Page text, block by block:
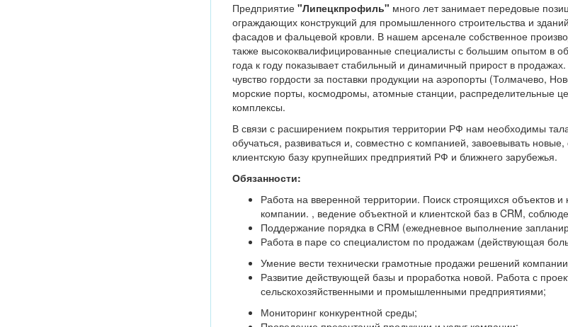
Предприятие "Липецкпрофиль" много лет занимает передовые
ограждающих конструкций для промышленного строительства и
фасадов и фальцевой кровли. В нашем арсенале собственное
также высококвалифицированные специалисты с большим опытом в
года к году показывает стабильный и динамичный прирост в
чувство гордости за поставки продукции на аэропорты (Толмачево,
морские порты, космодромы, атомные станции, распределительные
комплексы.
В связи с расширением покрытия территории РФ нам необходимы
обучаться, развиваться и, совместно с компанией, завоевывать
клиентскую базу крупнейших предприятий РФ и ближнего зарубежья.
Обязанности:
Работа на вверенной территории. Поиск строящихся объектов
компании. , ведение объектной и клиентской баз в CRM,
Поддержание порядка в СRM (ежедневное выполнение
Работа в паре со специалистом по продажам (действующая
Умение вести технически грамотные продажи решений
Развитие действующей базы и проработка новой. Работа с
сельскохозяйственными и промышленными предприятиями;
Мониторинг конкурентной среды;